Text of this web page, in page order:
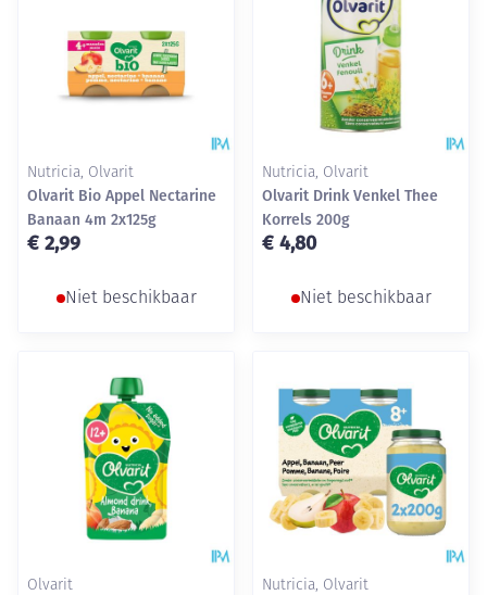
Nutricia, Olvarit
Olvarit Bio Appel Nectarine
Banaan 4m 2x125g
€ 2,99
Niet beschikbaar
Nutricia, Olvarit
Olvarit Drink Venkel Thee
Korrels 200g
€ 4,80
Niet beschikbaar
Olvarit Nutricia, Olvarit